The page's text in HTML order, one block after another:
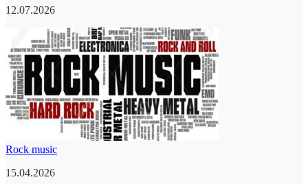
12.07.2026
Rock music
15.04.2026